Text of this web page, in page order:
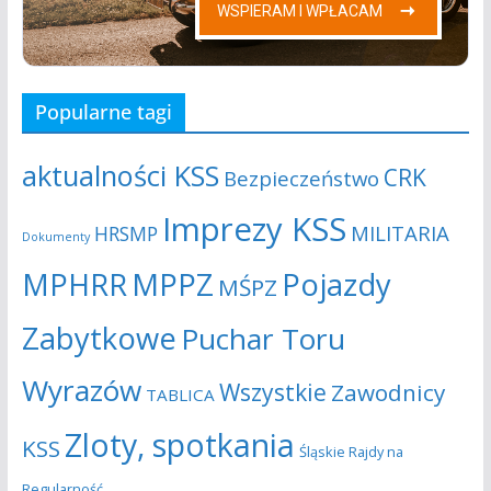
Popularne tagi
aktualności KSS Bezpieczeństwo CRK
Dokumenty HRSMP Imprezy KSS MILITARIA
MPHRRMPPZ MŚPZ Pojazdy
Zabytkowe Puchar Toru
Wyrazów TABLICA Wszystkie Zawodnicy
KSS Zloty, spotkania Śląskie Rajdy na